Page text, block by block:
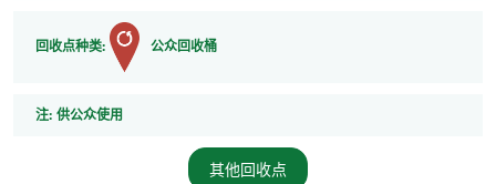
回收点种类: 公众回收桶
注: 注
供公众使用
其他回收点